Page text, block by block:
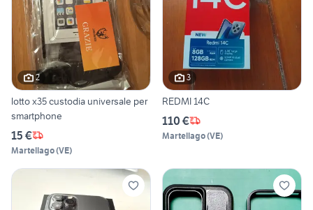
2
lotto x35 custodia universale per
smartphone
15 €
Martellago(VE)
3
REDMI 14C
110 €
Martellago(VE)